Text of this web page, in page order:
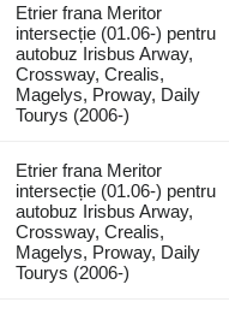
Etrier frana Meritor
intersecție (01.06-) pentru
autobuz Irisbus Arway,
Crossway, Crealis,
Magelys, Proway, Daily
Tourys (2006-)
Etrier frana Meritor
intersecție (01.06-) pentru
autobuz Irisbus Arway,
Crossway, Crealis,
Magelys, Proway, Daily
Tourys (2006-)